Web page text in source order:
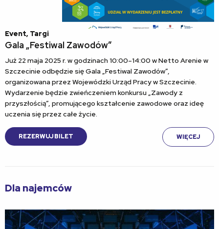
Event, Targi
Gala „Festiwal Zawodów”
Już 22 maja 2025 r. w godzinach 10:00–14:00 w Netto Arenie w
Szczecinie odbędzie się Gala „Festiwal Zawodów”,
organizowana przez Wojewódzki Urząd Pracy w Szczecinie.
Wydarzenie będzie zwieńczeniem konkursu „Zawody z
przyszłością”, promującego kształcenie zawodowe oraz ideę
uczenia się przez całe życie.
REZERWUJ BILET WIĘCEJ
Dla najemców